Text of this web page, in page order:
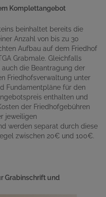
Komplettangebot
beinhaltet bereits die
Anzahl von bis zu 30
Aufbau auf dem Friedhof
Grabmale. Gleichfalls
die Beantragung der
Friedhofsverwaltung unter
Fundamentpläne für den
enthalten und
der Friedhofgebühren
jeweiligen
werden separat durch diese
zwischen 20€ und 100€.
Grabinschrift und